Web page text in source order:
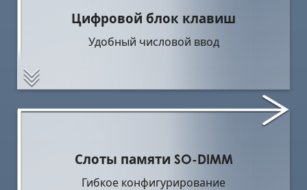
Цифровой блок клавиш
Удобный числовой ввод
Слоты памяти SO-DIMM
Гибкое конфигурирование